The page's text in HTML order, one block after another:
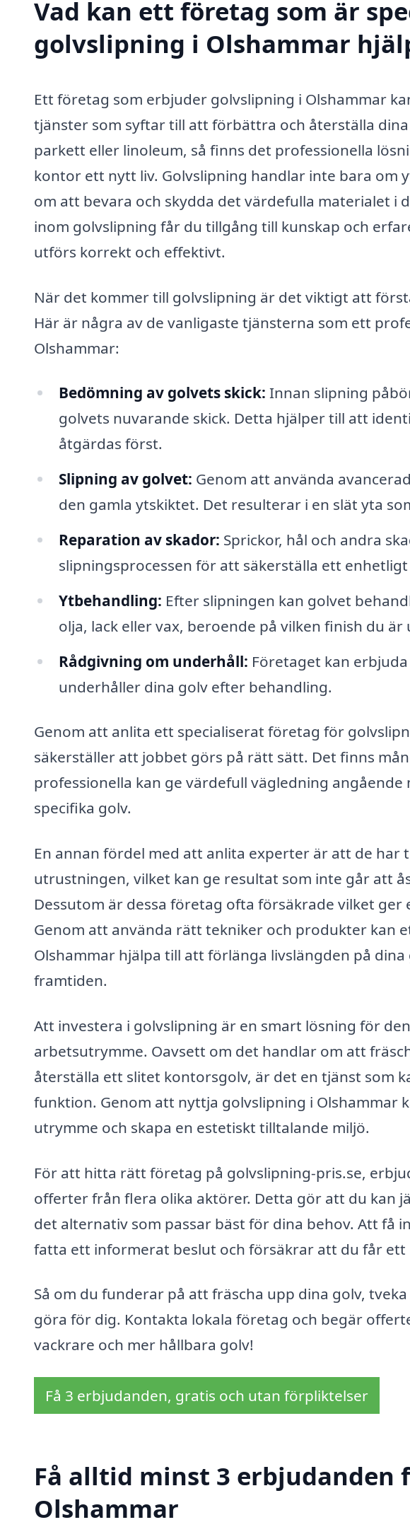
Vad kan ett företag som är
golvslipning i Olshammar
Ett företag som erbjuder golvslipning i Olshammar
tjänster som syftar till att förbättra och återställa
parkett eller linoleum, så finns det professionella
kontor ett nytt liv. Golvslipning handlar inte bara om
om att bevara och skydda det värdefulla materialet i
inom golvslipning får du tillgång till kunskap och
utförs korrekt och effektivt.
När det kommer till golvslipning är det viktigt att
Här är några av de vanligaste tjänsterna som ett
Olshammar:
Bedömning av golvets skick: Innan slipning
golvets nuvarande skick. Detta hjälper till att
åtgärdas först.
Slipning av golvet: Genom att använda
den gamla ytskiktet. Det resulterar i en slät yta
Reparation av skador: Sprickor, hål och andra
slipningsprocessen för att säkerställa ett
Ytbehandling: Efter slipningen kan golvet
olja, lack eller vax, beroende på vilken finish du är
Rådgivning om underhåll: Företaget kan
underhåller dina golv efter behandling.
Genom att anlita ett specialiserat företag för
säkerställer att jobbet görs på rätt sätt. Det finns
professionella kan ge värdefull vägledning
specifika golv.
En annan fördel med att anlita experter är att de har
utrustningen, vilket kan ge resultat som inte går att
Dessutom är dessa företag ofta försäkrade vilket
Genom att använda rätt tekniker och produkter kan
Olshammar hjälpa till att förlänga livslängden på
framtiden.
Att investera i golvslipning är en smart lösning för
arbetsutrymme. Oavsett om det handlar om att
återställa ett slitet kontorsgolv, är det en tjänst som
funktion. Genom att nyttja golvslipning i Olshammar
utrymme och skapa en estetiskt tilltalande miljö.
För att hitta rätt företag på golvslipning-pris.se,
offerter från flera olika aktörer. Detta gör att du kan
det alternativ som passar bäst för dina behov. Att få
fatta ett informerat beslut och försäkrar att du får ett
Så om du funderar på att fräscha upp dina golv,
göra för dig. Kontakta lokala företag och begär
vackrare och mer hållbara golv!
Få 3 erbjudanden, gratis och utan förpliktelser
Få alltid minst 3 erbjudanden
Olshammar